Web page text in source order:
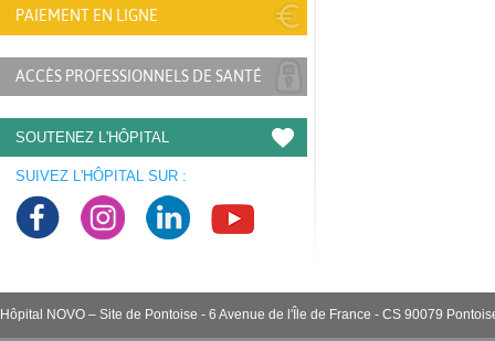
PAIEMENT EN LIGNE
ACCÈS PROFESSIONNELS DE SANTÉ
SOUTENEZ L'HÔPITAL
SUIVEZ L'HÔPITAL SUR :
Hôpital NOVO – Site de Pontoise - 6 Avenue de l'Île de France - CS 90079